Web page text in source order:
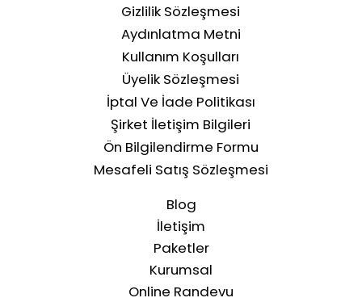
Gizlilik Sözleşmesi
Aydınlatma Metni
Kullanım Koşulları
Üyelik Sözleşmesi
İptal Ve İade Politikası
Şirket İletişim Bilgileri
Ön Bilgilendirme Formu
Mesafeli Satış Sözleşmesi
Blog
İletişim
Paketler
Kurumsal
Online Randevu